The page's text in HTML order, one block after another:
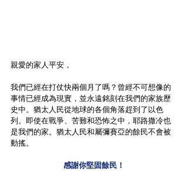
親愛的家人平安，
我們已經在打仗快兩個月了嗎？曾經不可想像的
事情已經成為現實，並永遠銘刻在我們的家族歷
史中。猶太人民從地球的各個角落趕到了以色
列。即使在戰爭、苦難和恐怖之中，耶路撒冷也
是我們的家。猶太人民和屬彌賽亞的餘民不會被
動搖。
感謝你堅固餘民！